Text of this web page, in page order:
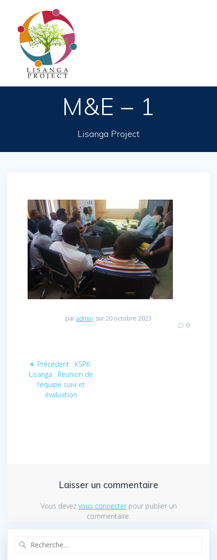
M&E – 1
Lisanga Project
paradmin sur 20 octobre 2023
0
Navigation
l’article
Précédent : Article
précédent
:
KSPK-
Lisanga : Réunion de
l’équipe suivi et
évaluation
Laisser un commentaire
Vous devez vous connecterpour publier un
commentaire.